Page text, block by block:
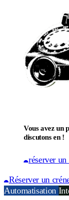
Vous avez un
discutons en !
réserver un
Réserver un
Automatisation